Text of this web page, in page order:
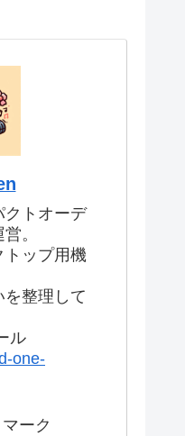
クトオーデ
。
トップ用機
整理して
ル
one-
ーク